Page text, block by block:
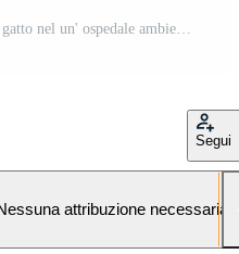
Segui
attribuzione necessaria